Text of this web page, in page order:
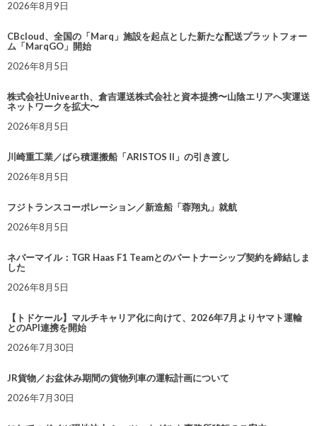
2026年8月9日
CBcloud、全国の「Marq」施設を起点とした新たな配送プラットフォー
ム「MarqGO」開始
2026年8月5日
株式会社Univearth、倉吉運送株式会社と資本提携〜山陰エリアへ実運送
ネットワークを拡大〜
2026年8月5日
川崎重工業／ばら積運搬船「ARISTOS II」の引き渡し
2026年8月5日
フジトランスコーポレーション／新造船「蓉翔丸」就航
2026年8月5日
ネバーマイル：TGR Haas F1 Teamとのパートナーシップ契約を締結しま
した
2026年8月5日
【トドケール】マルチキャリア化に向けて、2026年7月よりヤマト運輸
とのAPI連携を開始
2026年7月30日
JR貨物／お盆休み期間の貨物列車の運転計画について
2026年7月30日